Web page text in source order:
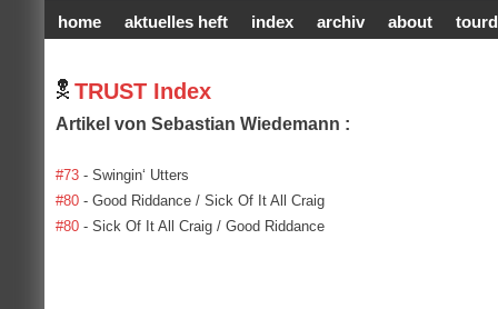
home aktuelles heft index archiv about
TRUST Index
Artikel von Sebastian Wiedemann :
#73 - Swingin‘ Utters
#80 - Good Riddance / Sick Of It All Craig
#80 - Sick Of It All Craig / Good Riddance